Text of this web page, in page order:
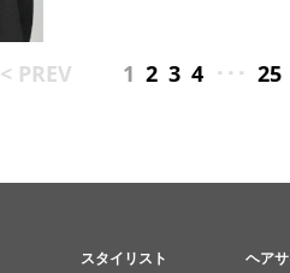
< PREV 1 2 3 4 ･･･ 25
スタイリスト ヘア